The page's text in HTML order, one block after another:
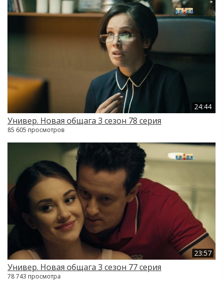
24:44
Универ. Новая общага 3 сезон 78 серия
85 605 просмотров
23:57
Универ. Новая общага 3 сезон 77 серия
78 743 просмотра